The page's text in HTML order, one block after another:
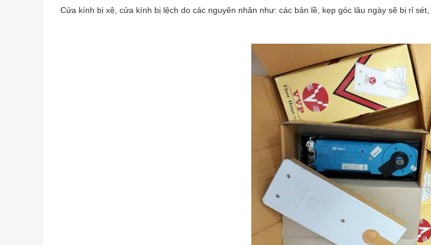
Cửa kính bị xệ, cửa kính bị lệch do các nguyên nhân như: các bản lề, kẹp góc lâu ngày sẽ bị rỉ